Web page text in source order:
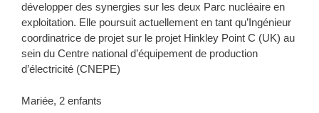
développer des synergies sur les deux Parc nucléaire en
exploitation. Elle poursuit actuellement en tant qu’Ingénieur
coordinatrice de projet sur le projet Hinkley Point C (UK) au
sein du Centre national d’équipement de production
d’électricité (CNEPE)
Mariée, 2 enfants